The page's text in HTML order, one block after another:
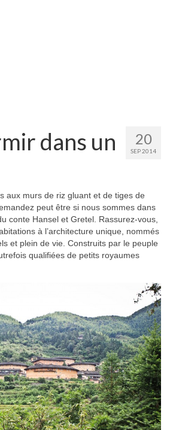
20
SEP 2014
dans un
aux murs de riz gluant et de tiges de
peut être si nous sommes dans
conte Hansel et Gretel. Rassurez-vous,
à l’architecture unique, nommés
et plein de vie. Construits par le peuple
qualifiées de petits royaumes